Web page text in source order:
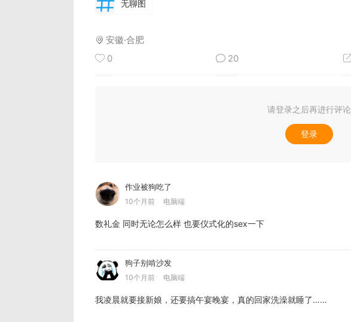
无聊图
安徽·合肥
0
20
请登录之后再进行评论
登录
作业被狗吃了
10个月前 电脑端
数礼金 同时无论怎么样 也要仪式化的sex一下
狗子别啃沙发
10个月前 电脑端
我凌晨就要接新娘，还要搞午宴晚宴，真的回家洗澡就睡了……